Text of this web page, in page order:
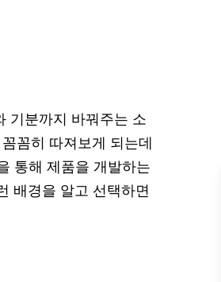
기분까지 바꿔주는 소
꼼히 따져보게 되는데
통해 제품을 개발하는
배경을 알고 선택하면